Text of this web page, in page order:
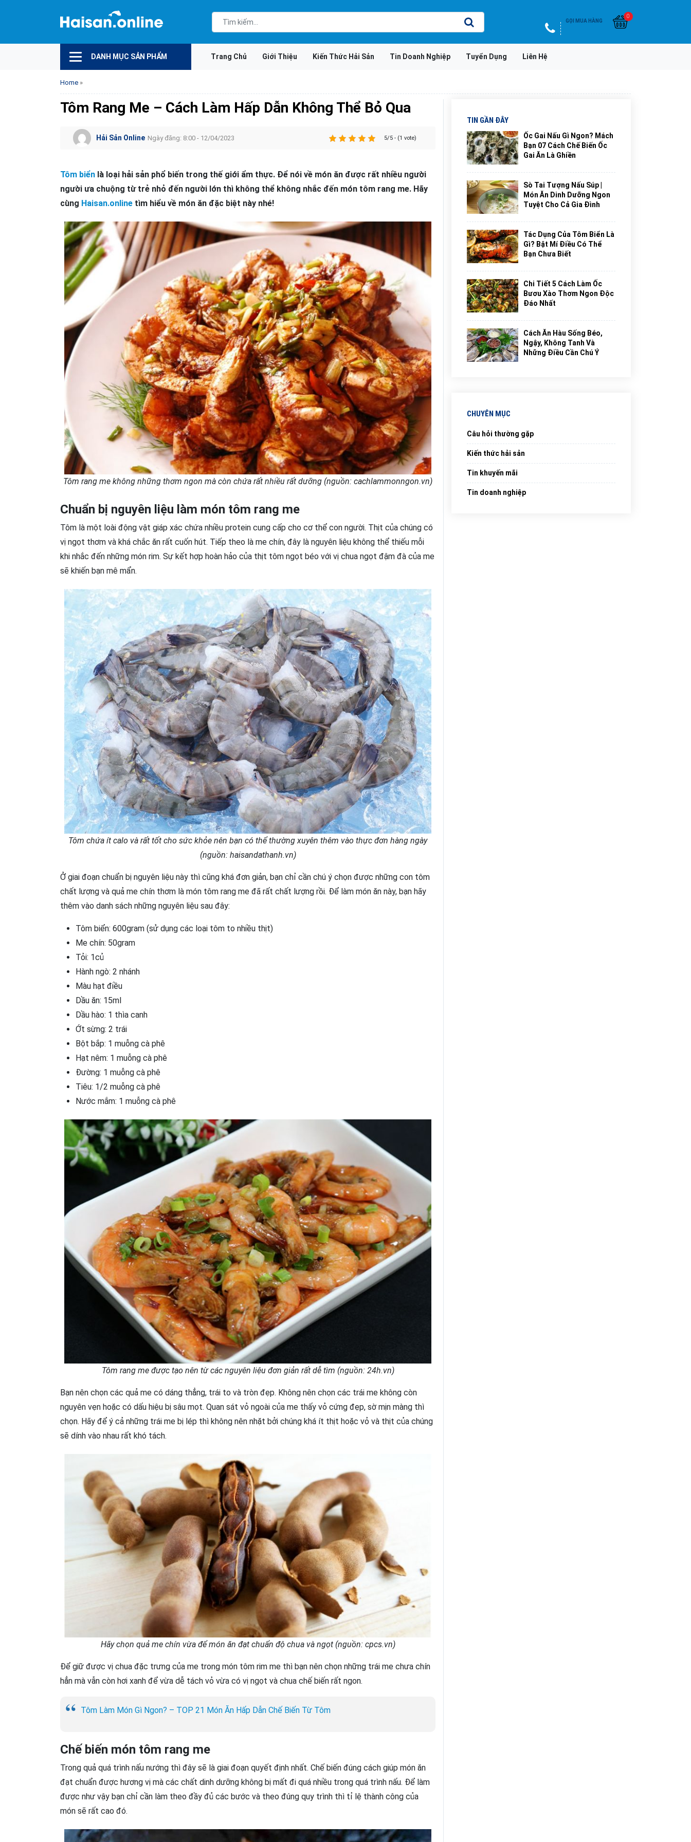
GỌI MUA HÀNG
0
DANH MỤC SẢN PHẨM Trang Chủ Giới Thiệu Kiến Thức Hải Sản Tin Doanh Nghiệp Tuyển Dụng Liên Hệ
Home »
Tôm Rang Me – Cách Làm Hấp Dẫn Không Thể Bỏ Qua
Hải Sản Online Ngày đăng: 8:00 - 12/04/2023 5/5 - (1 vote)
Tôm biển là loại hải sản phổ biến trong thế giới ẩm thực. Để nói về món ăn được rất nhiều người
người ưa chuộng từ trẻ nhỏ đến người lớn thì không thể không nhắc đến món tôm rang me. Hãy
cùng Haisan.online tìm hiểu về món ăn đặc biệt này nhé!
Tôm rang me không những thơm ngon mà còn chứa rất nhiều rất dưỡng (nguồn: cachlammonngon.vn)
Chuẩn bị nguyên liệu làm món tôm rang me
Tôm là một loài động vật giáp xác chứa nhiều protein cung cấp cho cơ thể con người. Thịt của chúng có
vị ngọt thơm và khá chắc ăn rất cuốn hút. Tiếp theo là me chín, đây là nguyên liệu không thể thiếu mỗi
khi nhắc đến những món rim. Sự kết hợp hoàn hảo của thịt tôm ngọt béo với vị chua ngọt đậm đà của me
sẽ khiến bạn mê mẩn.
Tôm chứa ít calo và rất tốt cho sức khỏe nên bạn có thể thường xuyên thêm vào thực đơn hàng ngày
(nguồn: haisandathanh.vn)
Ở giai đoạn chuẩn bị nguyên liệu này thì cũng khá đơn giản, bạn chỉ cần chú ý chọn được những con tôm
chất lượng và quả me chín thơm là món tôm rang me đã rất chất lượng rồi. Để làm món ăn này, bạn hãy
thêm vào danh sách những nguyên liệu sau đây:
Tôm biển: 600gram (sử dụng các loại tôm to nhiều thịt)
Me chín: 50gram
Tỏi: 1củ
Hành ngò: 2 nhánh
Màu hạt điều
Dầu ăn: 15ml
Dầu hào: 1 thìa canh
Ớt sừng: 2 trái
Bột bắp: 1 muỗng cà phê
Hạt nêm: 1 muỗng cà phê
Đường: 1 muỗng cà phê
Tiêu: 1/2 muỗng cà phê
Nước mắm: 1 muỗng cà phê
Tôm rang me được tạo nên từ các nguyên liệu đơn giản rất dễ tìm (nguồn: 24h.vn)
Bạn nên chọn các quả me có dáng thẳng, trái to và tròn đẹp. Không nên chọn các trái me không còn
nguyên vẹn hoặc có dấu hiệu bị sâu mọt. Quan sát vỏ ngoài của me thấy vỏ cứng đẹp, sờ mịn màng thì
chọn. Hãy để ý cả những trái me bị lép thì không nên nhặt bởi chúng khá ít thịt hoặc vỏ và thịt của chúng
sẽ dính vào nhau rất khó tách.
Hãy chọn quả me chín vừa để món ăn đạt chuẩn độ chua và ngọt (nguồn: cpcs.vn)
Để giữ được vị chua đặc trưng của me trong món tôm rim me thì bạn nên chọn những trái me chưa chín
hẳn mà vẫn còn hơi xanh để vừa dễ tách vỏ vừa có vị ngọt và chua chế biến rất ngon.
Tôm Làm Món Gì Ngon? – TOP 21 Món Ăn Hấp Dẫn Chế Biến Từ Tôm
Chế biến món tôm rang me
Trong quả quá trình nấu nướng thì đây sẽ là giai đoạn quyết định nhất. Chế biến đúng cách giúp món ăn
đạt chuẩn được hương vị mà các chất dinh dưỡng không bị mất đi quá nhiều trong quá trình nấu. Để làm
được như vậy bạn chỉ cần làm theo đầy đủ các bước và theo đúng quy trình thì tỉ lệ thành công của
món sẽ rất cao đó.
TIN GẦN ĐÂY
Ốc Gai Nấu Gì Ngon? Mách
Bạn 07 Cách Chế Biến Ốc
Gai Ăn Là Ghiền
Sò Tai Tượng Nấu Súp |
Món Ăn Dinh Dưỡng Ngon
Tuyệt Cho Cả Gia Đình
Tác Dụng Của Tôm Biển Là
Gì? Bật Mí Điều Có Thể
Bạn Chưa Biết
Chi Tiết 5 Cách Làm Ốc
Bươu Xào Thơm Ngon Độc
Đáo Nhất
Cách Ăn Hàu Sống Béo,
Ngậy, Không Tanh Và
Những Điều Cần Chú Ý
CHUYÊN MỤC
Câu hỏi thường gặp
Kiến thức hải sản
Tin khuyến mãi
Tin doanh nghiệp